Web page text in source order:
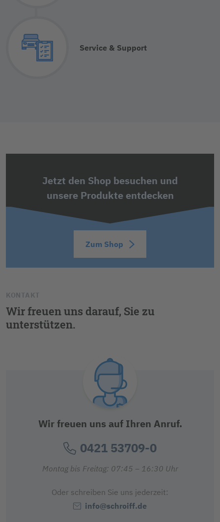
Service & Support
Jetzt den Shop besuchen und
unsere Produkte entdecken
Zum Shop
KONTAKT
Wir freuen uns darauf, Sie zu
unterstützen.
Wir freuen uns auf Ihren Anruf.
0421 53709-0
Montag bis Freitag: 07:45 – 16:30 Uhr
Oder schreiben Sie uns jederzeit:
info@schroiff.de